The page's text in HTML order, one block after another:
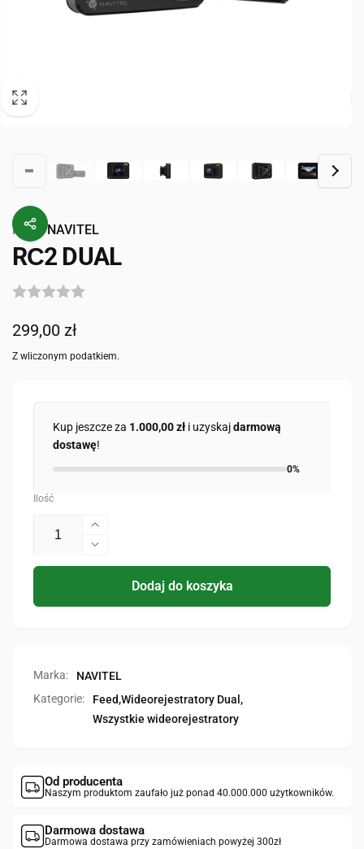
Przez NAVITEL
RС2 DUAL
Cena
regularna
299,00 zł
Z wliczonym podatkiem.
Kup jeszcze za 1.000,00 zł i uzyskajdarmową
dostawę!
0%
Ilość
Zwiększ
ilość
dla
Zmniejsz
ilość
RС2
Dodaj do koszyka
Marka:
NAVITEL
Kategorie:
Feed,Wideorejestratory Dual,
Wszystkie wideorejestratory
Od producenta
Naszym produktom zaufało już ponad 40.000.000 użytkowników.
Darmowa dostawa
Darmowa dostawa przy zamówieniach powyżej 300zł